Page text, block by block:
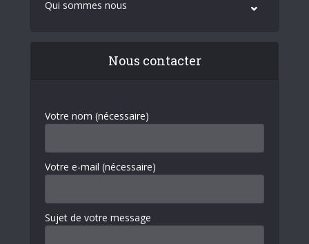
Qui sommes nous
Nous contacter
Votre nom (nécessaire)
Votre e-mail (nécessaire)
Sujet de votre message